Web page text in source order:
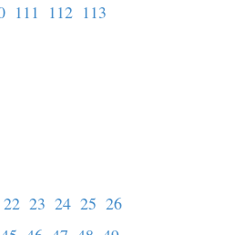
111 112 113
22 23 24 25 26